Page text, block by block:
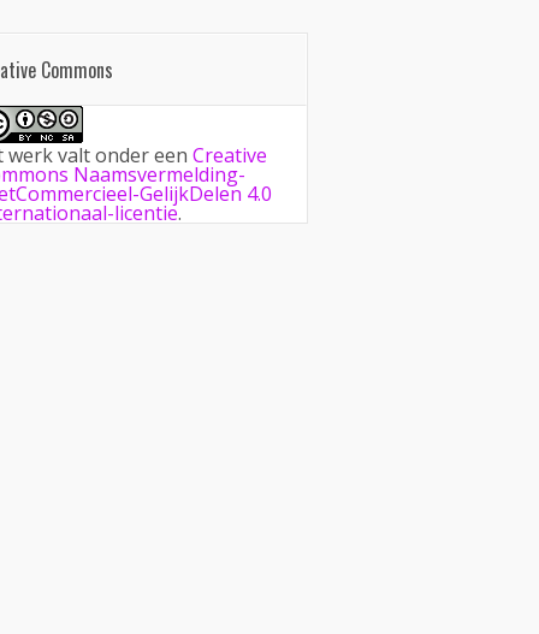
Commons
werk valt onder een Creative
Naamsvermelding-
GelijkDelen 4.0
licentie.